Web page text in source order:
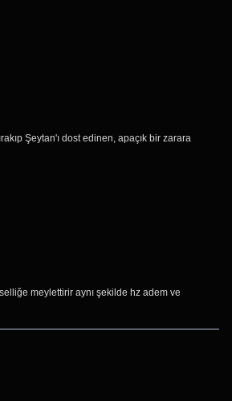
Şeytan'ı dost edinen, apaçık bir zarara
meylettirir aynı şekilde hz adem ve